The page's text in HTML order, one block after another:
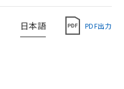
日本語 PDF出力